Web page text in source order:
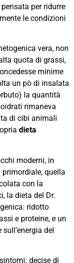
per ridurre
le condizioni
vera, non
quota di grassi,
minime
un pò di insalata
la quantità
rimaneva
di cibi animali
dieta
moderni, in
quella
con la
la dieta del Dr.
ridotto
e proteine, e un
del
decise di